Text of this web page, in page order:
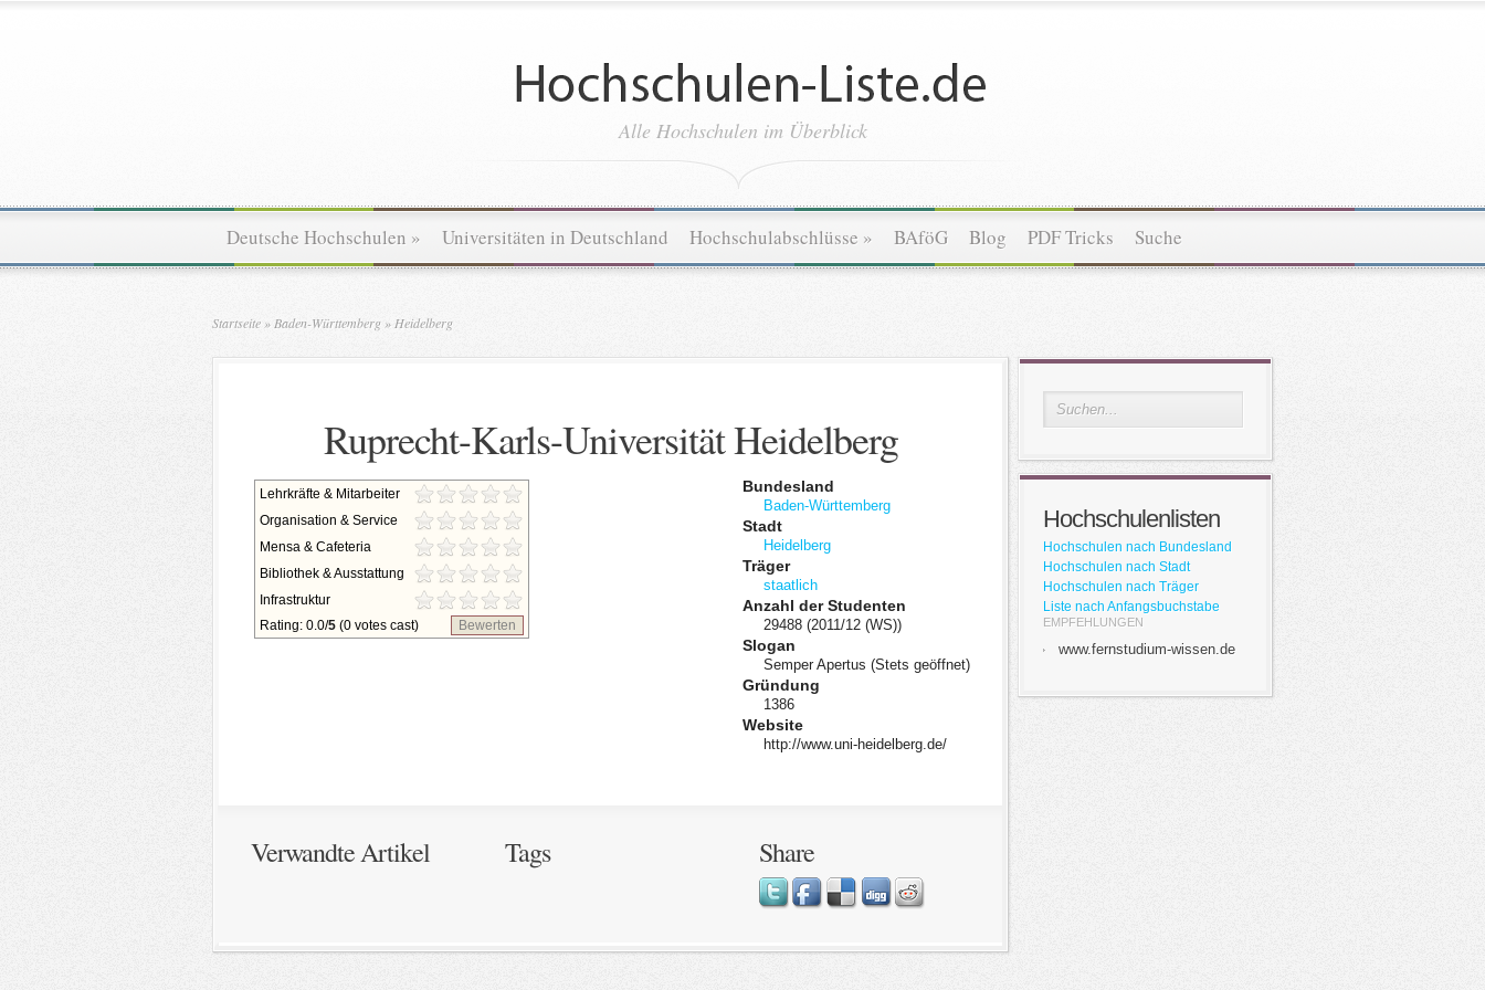
Alle Hochschulen im Überblick
Deutsche Hochschulen » Universitäten in Deutschland Hochschulabschlüsse » BAföG Blog PDF Tricks Suche
Startseite » Baden-Württemberg » Heidelberg
Ruprecht-Karls-Universität Heidelberg
Lehrkräfte & Mitarbeiter
Organisation & Service
Mensa & Cafeteria
Bibliothek & Ausstattung
Infrastruktur
Rating: 0.0/5 (0 votes cast) Bewerten
Bundesland
Baden-Württemberg
Stadt
Heidelberg
Träger
staatlich
Anzahl der Studenten
29488 (2011/12 (WS))
Slogan
Semper Apertus (Stets geöffnet)
Gründung
1386
Website
http://www.uni-heidelberg.de/
Verwandte Artikel Tags Share
Hochschulenlisten
Hochschulen nach Bundesland
Hochschulen nach Stadt
Hochschulen nach Träger
Liste nach Anfangsbuchstabe
EMPFEHLUNGEN
www.fernstudium-wissen.de